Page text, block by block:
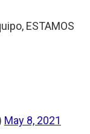
ESTAMOS
May 8, 2021